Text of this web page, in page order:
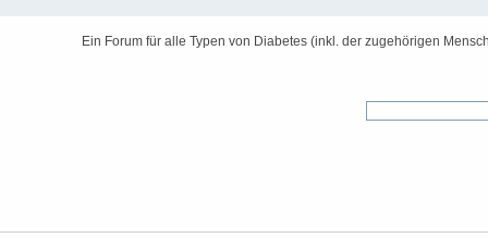
Ein Forum für alle Typen von Diabetes (inkl. der zugehörigen